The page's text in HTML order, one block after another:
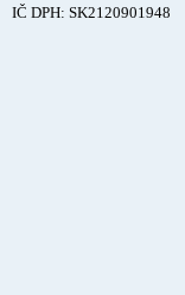
IČ DPH: SK2120901948